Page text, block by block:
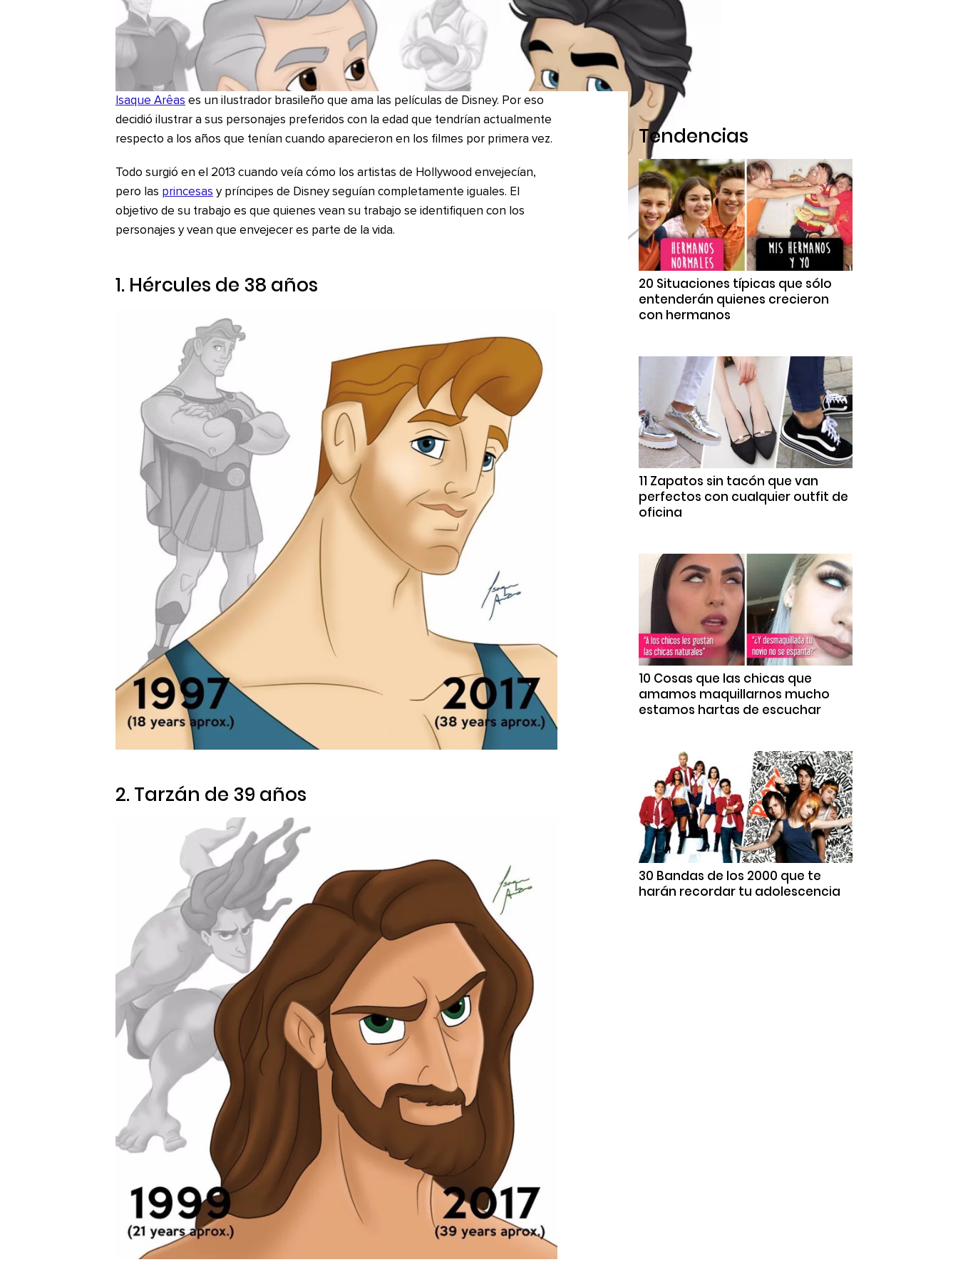
Isaque Arêas es un ilustrador brasileño que ama las películas de Disney. Por eso
decidió ilustrar a sus personajes preferidos con la edad que tendrían actualmente
respecto a los años que tenían cuando aparecieron en los filmes por primera vez.
Todo surgió en el 2013 cuando veía cómo los artistas de Hollywood envejecían,
pero las princesas y príncipes de Disney seguían completamente iguales. El
objetivo de su trabajo es que quienes vean su trabajo se identifiquen con los
personajes y vean que envejecer es parte de la vida.
1. Hércules de 38 años
2. Tarzán de 39 años
Tendencias
20 Situaciones típicas que sólo
entenderán quienes crecieron
con hermanos
11 Zapatos sin tacón que van
perfectos con cualquier outfit de
oficina
10 Cosas que las chicas que
amamos maquillarnos mucho
estamos hartas de escuchar
30 Bandas de los 2000 que te
harán recordar tu adolescencia